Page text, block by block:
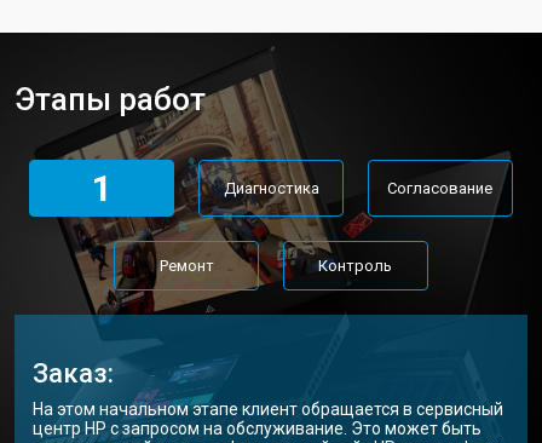
Замена матрицы ноутбука HP
Замена Wi-Fi ноутбука HP
Ремонт цепи питания от 3500 ₽ Заказать
Замена USB порта от 2200 ₽ Заказать
Замена звуковой карты от 1700 ₽ Заказать
Замена кулера ноутбука HP
Замена микрофона
Этапы работ
1 Диагностика Согласование
Ремонт Контроль
Заказ:
На этом начальном этапе клиент обращается в сервисный
центр HP с запросом на обслуживание. Это может быть